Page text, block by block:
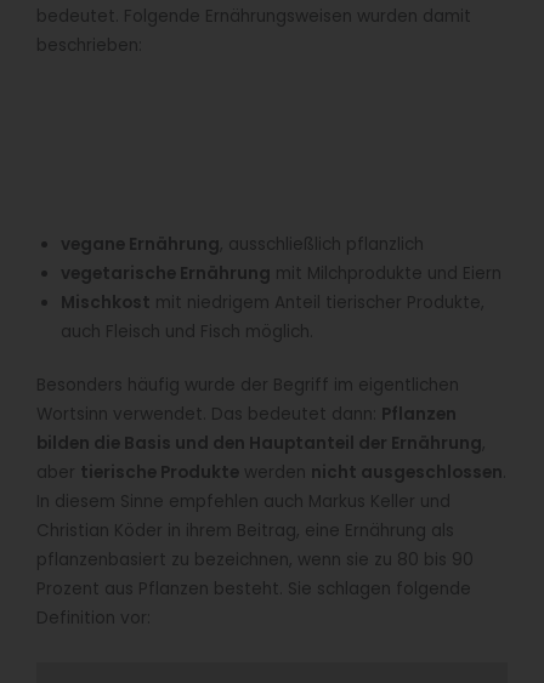
bedeutet. Folgende Ernährungsweisen wurden damit
beschrieben:
vegane Ernährung, ausschließlich pflanzlich
vegetarische Ernährung mit Milchprodukte und Eiern
Mischkost mit niedrigem Anteil tierischer Produkte,
auch Fleisch und Fisch möglich.
Besonders häufig wurde der Begriff im eigentlichen
Wortsinn verwendet. Das bedeutet dann: Pflanzen
bilden die Basis und den Hauptanteil der Ernährung,
aber tierische Produkte werden nicht ausgeschlossen
In diesem Sinne empfehlen auch Markus Keller und
Christian Köder in ihrem Beitrag, eine Ernährung als
pflanzenbasiert zu bezeichnen, wenn sie zu 80 bis 90
Prozent aus Pflanzen besteht. Sie schlagen folgende
Definition vor: